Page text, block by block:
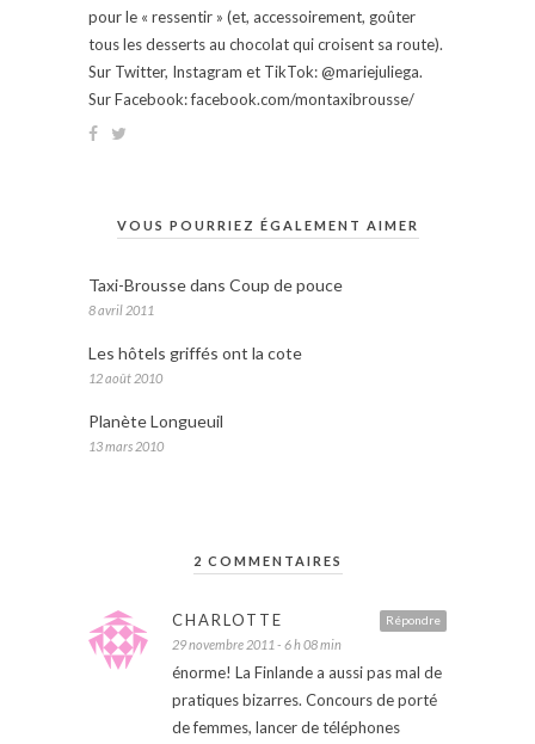
pour le « ressentir » (et, accessoirement, goûter
tous les desserts au chocolat qui croisent sa route).
Sur Twitter, Instagram et TikTok: @mariejuliega.
Sur Facebook: facebook.com/montaxibrousse/
VOUS POURRIEZ ÉGALEMENT AIMER
Taxi-Brousse dans Coup de pouce
8 avril 2011
Les hôtels griffés ont la cote
12 août 2010
Planète Longueuil
13 mars 2010
2 COMMENTAIRES
Répondre
CHARLOTTE
29 novembre 2011 - 6 h 08 min
énorme! La Finlande a aussi pas mal de
pratiques bizarres. Concours de porté
de femmes, lancer de téléphones